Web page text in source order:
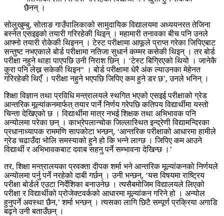
छैनन् ।
सोलुखुम्बु, सोताङ गाउँपालिकाको सामुदायिक विद्यालयमा अध्ययनरत तेजिना
बस्नेत एसइइको तयारी गरिरहेकी थिइन् । महामारी तनावका बीच पनि उनले
आफ्नो तयारी रोकेकी थिइनन् । टेस्ट परीक्षामा आफूले प्राप्त गरेका जिपिएबाट
सन्तुष्ट नभएकाले बोर्ड परीक्षामा नतिजा सुधार्न कम्मर कसेकी थिइन् । तर बोर्ड
परीक्षा नहुने थाहा पाएपछि उनी निराश छिन् । ‘टेस्ट बिग्रिएको थियो । जानेकै
कुरा पनि लेख्न सकेकी थिइन“ । बोर्ड परीक्षामा धेरै अंक ल्याउनका मेहेनत
गरिरहेकी थिएँ । परीक्षा नहुने भएपछि जिपिए कम हुने डर छ’, उनले भनिन् ।
शिक्षा विज्ञान तथा प्रविधि मन्त्रालयले स्थगित भएको एसइई परीक्षाको ग्रेड
आन्तरिक मूल्यांकनमार्फत् तयार पार्ने निर्णय गरेपछि कतिपय विद्यार्थीमा यस्तो
चिन्ता देखिएको छ । विद्यार्थीमा मात्र नभई शिक्षक तथा अभिभावक पनि
अन्योलमा परेका छन् । काभ्रेपलान्चोक जिल्लास्थित इन्द्रेणी विद्यामन्दिरका
प्रधानाध्यापक राममणि सापकोटा भन्छन्, ‘आन्तरिक परीक्षाको आधारमा हामीले
ग्रेड चढाउँदा भोलि समस्याको हुने हो कि भन्ने लाग्छ । जिपिए कम आउने
विद्यार्थी र अभिभावकबाट दवाब सहनु पर्ने सम्भावना देखिन्छ ।’
तर, शिक्षा मन्त्रालयका प्रवक्ता दीपक शर्मा भने आन्तरिक मूल्यांकनको निर्णयले
अन्योलमा पर्नु पर्ने नरहेको दाबी गर्छन् । उनी भन्छन्, ‘यस विषयमा राष्ट्रिय
परीक्षा बोर्डले एउटा निर्देशिका बनाउनेछ । त्यसैबमोजिम विद्यालयले लिएको
परीक्षा र विद्यार्थीको प्रोजेक्टवर्कको आधारमा मूल्यांकन गरिने हो । अन्योल
हुनुपर्ने अवस्था छैन,’ शर्मा भन्छन् । त्यसका लागि छिटै सम्पूर्ण प्रक्रिया अगाडि
बढ्ने उनी बताउँछन् ।